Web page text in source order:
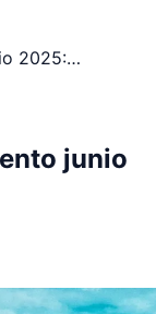
2025:…
junio